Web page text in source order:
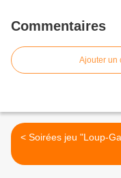
Commentaires
Ajouter un
< Soirées jeu "Loup-